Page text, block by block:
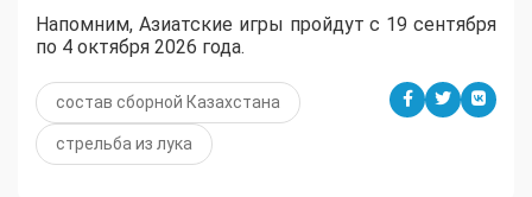
Напомним, Азиатские игры пройдут с 19 сентября
по 4 октября 2026 года.
состав сборной Казахстана
стрельба из лука